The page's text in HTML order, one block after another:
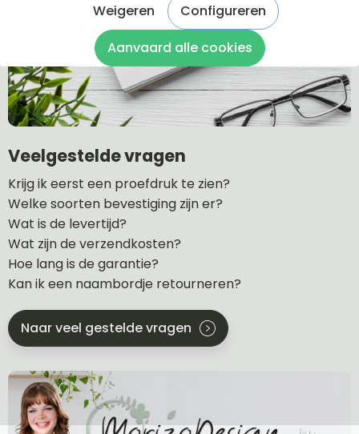
Veelgestelde vragen
Krijg ik eerst een proefdruk te zien?
Welke soorten bevestiging zijn er?
Wat is de levertijd?
Wat zijn de verzendkosten?
Hoe lang is de garantie?
Kan ik een naambordje retourneren?
Naar veel gestelde vragen
Weigeren
Configureren
Aanvaard alle cookies